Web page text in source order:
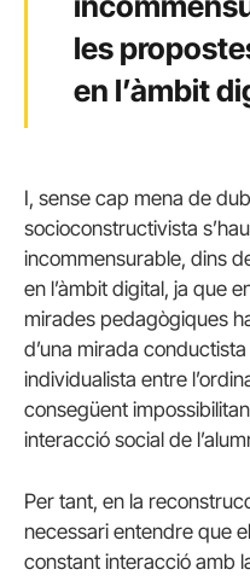
les
en l’àmbit
I, sense cap mena de
socioconstructivista
incommensurable, dins
en l’àmbit digital, ja que
mirades pedagògiques
d’una mirada
individualista entre
consegüent
interacció social de
Per tant, en la
necessari entendre que
constant interacció amb